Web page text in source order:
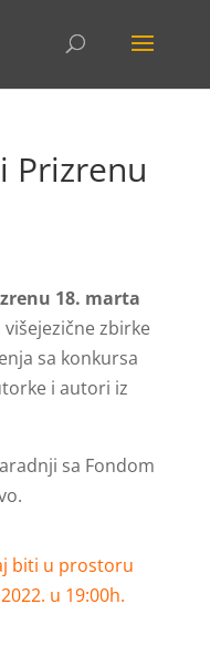
Prizrenu
18. marta
zbirke
sa konkursa
i autori iz
sa Fondom
biti u prostoru
u 19:00h.